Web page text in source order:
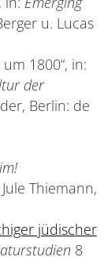
u. Lucas
1800“, in:
der
Berlin: de
Thiemann,
jüdischer
8